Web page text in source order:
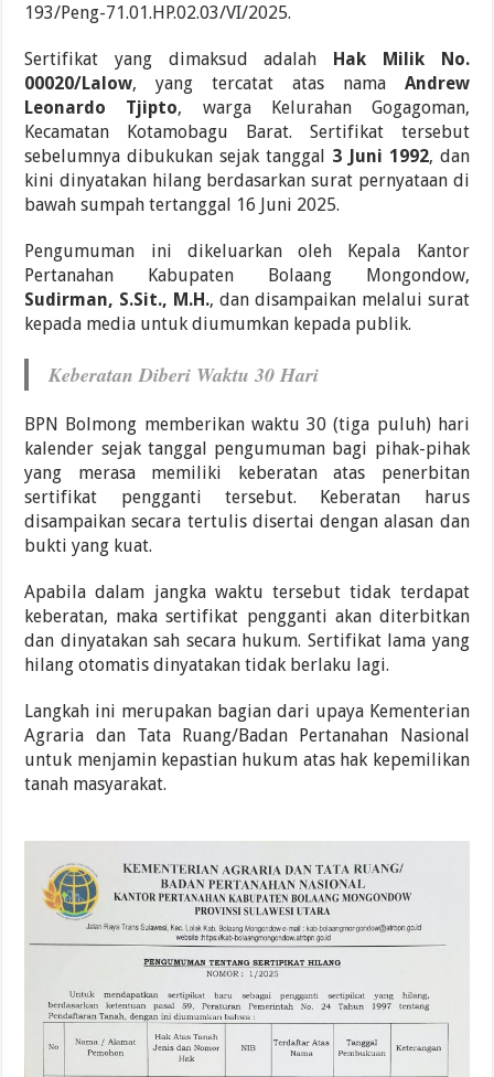
193/Peng-71.01.HP.02.03/VI/2025.
Sertifikat yang dimaksud adalah Hak Milik No.
00020/Lalow, yang tercatat atas nama Andrew
Leonardo Tjipto, warga Kelurahan Gogagoman,
Kecamatan Kotamobagu Barat. Sertifikat tersebut
sebelumnya dibukukan sejak tanggal 3 Juni 1992, dan
kini dinyatakan hilang berdasarkan surat pernyataan di
bawah sumpah tertanggal 16 Juni 2025.
Pengumuman ini dikeluarkan oleh Kepala Kantor
Pertanahan Kabupaten Bolaang Mongondow,
Sudirman, S.Sit., M.H., dan disampaikan melalui surat
kepada media untuk diumumkan kepada publik.
Keberatan Diberi Waktu 30 Hari
BPN Bolmong memberikan waktu 30 (tiga puluh) hari
kalender sejak tanggal pengumuman bagi pihak-pihak
yang merasa memiliki keberatan atas penerbitan
sertifikat pengganti tersebut. Keberatan harus
disampaikan secara tertulis disertai dengan alasan dan
bukti yang kuat.
Apabila dalam jangka waktu tersebut tidak terdapat
keberatan, maka sertifikat pengganti akan diterbitkan
dan dinyatakan sah secara hukum. Sertifikat lama yang
hilang otomatis dinyatakan tidak berlaku lagi.
Langkah ini merupakan bagian dari upaya Kementerian
Agraria dan Tata Ruang/Badan Pertanahan Nasional
untuk menjamin kepastian hukum atas hak kepemilikan
tanah masyarakat.